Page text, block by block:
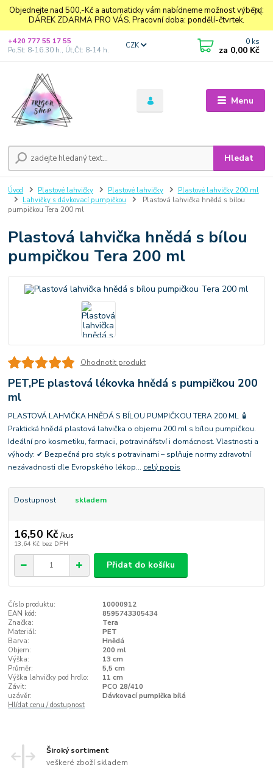
Objednejte nad 500,-Kč a automaticky vám nabídneme možnost výběru:
DÁREK ZDARMA PRO VÁS. Pracovní doba: pondělí-čtvrtek.
Menu
CZK
Hledat
+420 777 55 17 55
Po,St: 8-16.30 h., Út,Čt: 8-14 h.
0 ks
za 0,00 Kč
Úvod Plastové lahvičky Plastové lahvičky
Plastové lahvičky 200 ml
Lahvičky s dávkovací pumpičkou
Plastová lahvička hnědá s bílou
pumpičkou Tera 200 ml
Plastová lahvička hnědá s bílou
pumpičkou Tera 200 ml
Ohodnotit produkt
PET,PE plastová lékovka hnědá s pumpičkou 200
ml
PLASTOVÁ LAHVIČKA HNĚDÁ S BÍLOU PUMPIČKOU TERA 200 ML 🧴
Praktická hnědá plastová lahvička o objemu 200 ml s bílou pumpičkou.
Ideální pro kosmetiku, farmacii, potravinářství i domácnost. Vlastnosti a
výhody: ✔ Bezpečná pro styk s potravinami – splňuje normy zdravotní
nezávadnosti dle Evropského lékop... celý popis
Dostupnost skladem
16,50 Kč /kus
13,64 Kč bez DPH
Přidat do košíku
Číslo produktu:
10000912
EAN kód:
8595743305434
Značka:
Tera
Materiál:
PET
Barva:
Hnědá
Objem:
200 ml
Výška:
13 cm
Průměr:
5,5 cm
Výška lahvičky pod hrdlo:
11 cm
Závit:
PCO 28/410
uzávěr:
Dávkovací pumpička bílá
Hlídat cenu / dostupnost
Široký sortiment
veškeré zboží skladem